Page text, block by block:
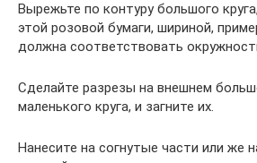
Вырежьте по контуру большого
этой розовой бумаги, шириной,
должна соответствовать
Сделайте разрезы на внешнем
маленького круга, и загните их.
Нанесите на согнутые части или же